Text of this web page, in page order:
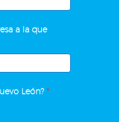
a la que
León? *